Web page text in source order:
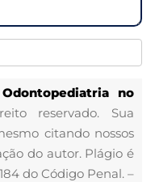
no
reservado. Sua
citando nossos
do autor. Plágio é
do Código Penal. –